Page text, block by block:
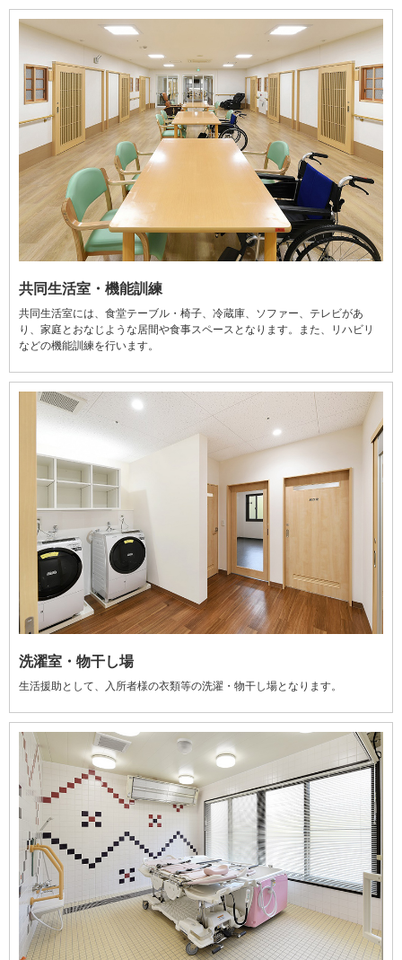
共同生活室・機能訓練
共同生活室には、食堂テーブル・椅子、冷蔵庫、ソファー、テレビがあ
り、家庭とおなじような居間や食事スペースとなります。また、リハビリ
などの機能訓練を行います。
洗濯室・物干し場
生活援助として、入所者様の衣類等の洗濯・物干し場となります。